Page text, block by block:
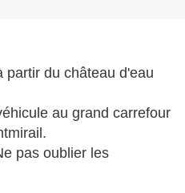
partir du château d'eau
au grand carrefour
pas oublier les